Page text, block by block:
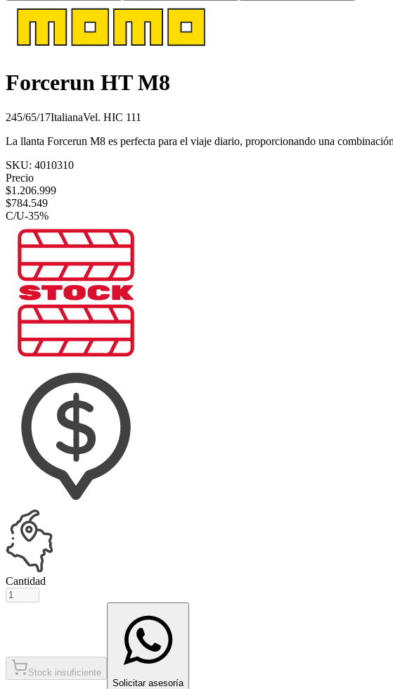
Forcerun HT M8
245/65/17ItalianaVel. HIC 111
La llanta Forcerun M8 es perfecta para el viaje diario, proporcionando una
SKU: 4010310
Precio
$1.206.999
$784.549
C/U-35%
Cantidad
Stock insuficiente
Solicitar asesoría